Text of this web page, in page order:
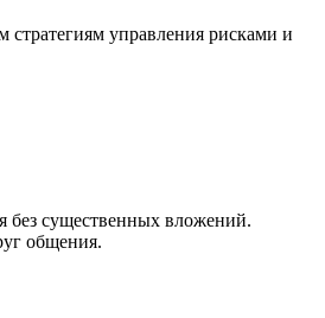
управления рисками и
без существенных вложений.
общения.